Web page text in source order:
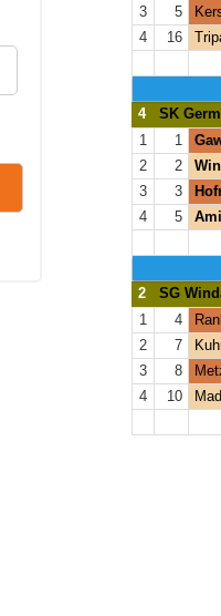
3
5
4
16
4
SK
1
1
2
2
3
3
4
5
2
SG
1
4
2
7
3
8
4
10